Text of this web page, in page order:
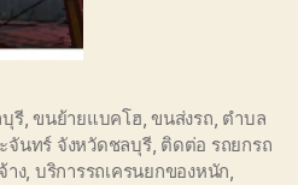
รี,ขนย้ายแบคโฮ,ขนส่งรถ, ตำบล
จันทร์ จังหวัดชลบุรี, ติดต่อ รถยกรถ
าง, บริการรถเครนยกของหนัก,